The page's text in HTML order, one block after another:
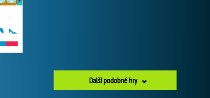
Další podobné hry